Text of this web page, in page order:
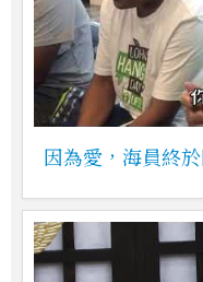
因為愛，海員終